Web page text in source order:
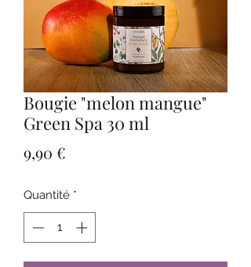
Bougie "melon mangue"
Green Spa 30 ml
9,90 €
Quantité *